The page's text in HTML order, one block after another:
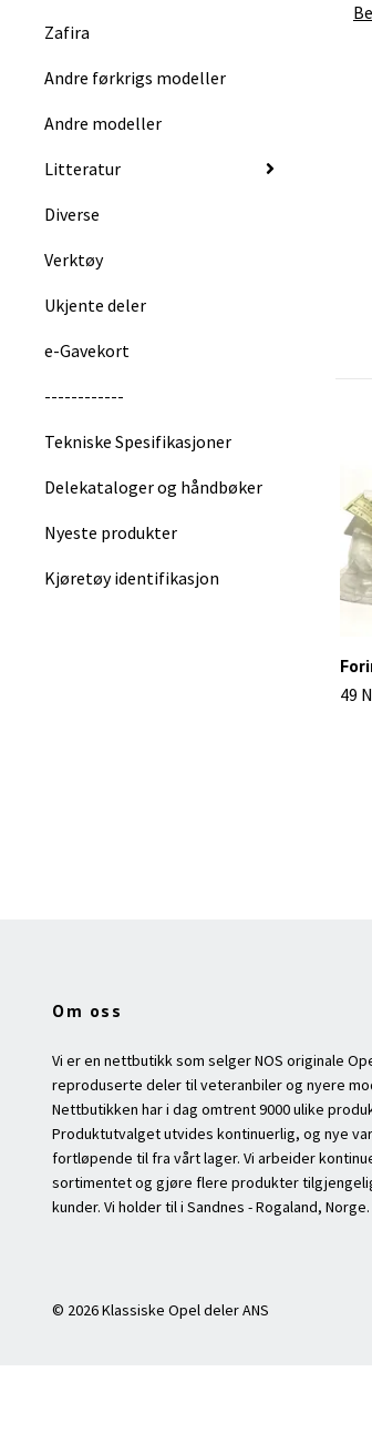
Zafira
Andre førkrigs modeller
Andre modeller
Litteratur
Diverse
Verktøy
Ukjente deler
e-Gavekort
------------
Tekniske Spesifikasjoner
Delekataloger og håndbøker
Nyeste produkter
Kjøretøy identifikasjon
49
Om oss
Vi er en nettbutikk som selger NOS originale
reproduserte deler til veteranbiler og nyere
Nettbutikken har i dag omtrent 9000 ulike
Produktutvalget utvides kontinuerlig, og nye
fortløpende til fra vårt lager. Vi arbeider
sortimentet og gjøre flere produkter
kunder. Vi holder til i Sandnes - Rogaland, Norge.
© 2026 Klassiske Opel deler ANS